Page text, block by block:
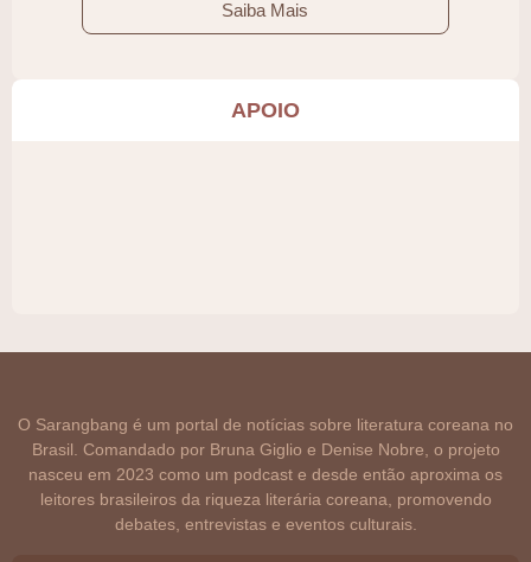
Saiba Mais
APOIO
O Sarangbang é um portal de notícias sobre literatura coreana no
Brasil. Comandado por Bruna Giglio e Denise Nobre, o projeto
nasceu em 2023 como um podcast e desde então aproxima os
leitores brasileiros da riqueza literária coreana, promovendo
debates, entrevistas e eventos culturais.